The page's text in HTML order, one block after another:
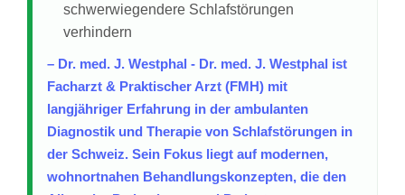
schwerwiegendere Schlafstörungen
verhindern
– Dr. med. J. Westphal - Dr. med. J. Westphal ist
Facharzt & Praktischer Arzt (FMH) mit
langjähriger Erfahrung in der ambulanten
Diagnostik und Therapie von Schlafstörungen in
der Schweiz. Sein Fokus liegt auf modernen,
wohnortnahen Behandlungskonzepten, die den